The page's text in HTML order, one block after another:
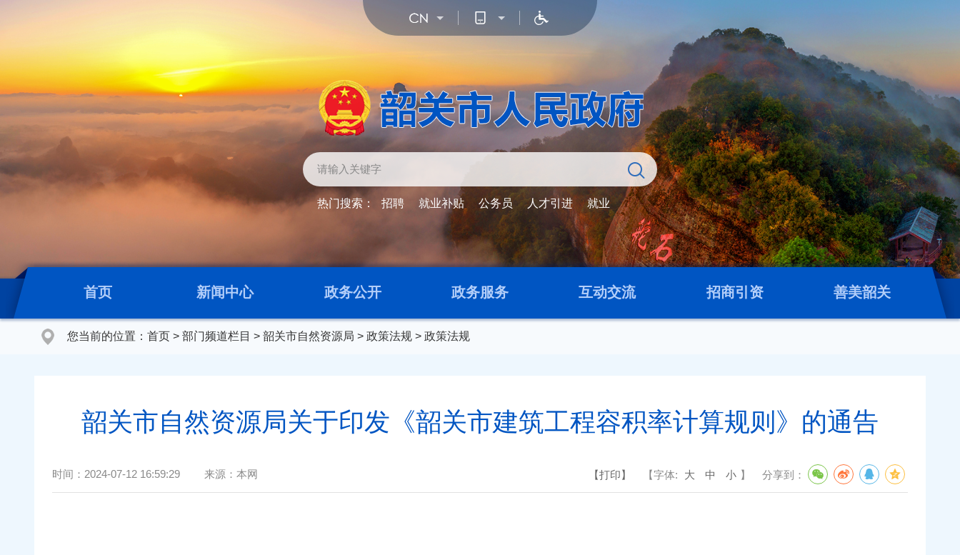
热门搜索： 招聘 就业补贴 公务员 人才引进 就业
首页 新闻中心 政务公开 政务服务 互动交流 招商引资 善美韶关
您当前的位置： 首页 > 部门频道栏目 > 韶关市自然资源局 > 政策法规 > 政策法规
韶关市自然资源局关于印发《韶关市建筑工程容积率计算规则》的通告
时间： 2024-07-12 16:59:29 来源： 本网 【打印】 【字体: 大 中 小 】 分享到：